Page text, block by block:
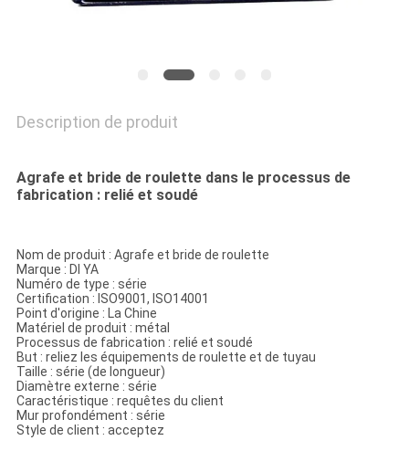
POLICY
Description de produit
Agrafe et bride de roulette dans le processus de
fabrication : relié et soudé
Nom de produit : Agrafe et bride de roulette
Marque : DI YA
Numéro de type : série
Certification : ISO9001, ISO14001
Point d'origine : La Chine
Matériel de produit : métal
Processus de fabrication : relié et soudé
But : reliez les équipements de roulette et de tuyau
Taille : série (de longueur)
Diamètre externe : série
Caractéristique : requêtes du client
Mur profondément : série
Style de client : acceptez